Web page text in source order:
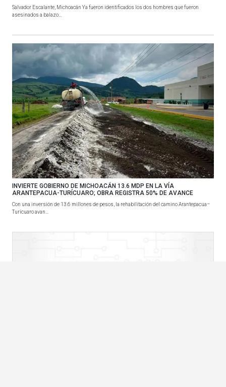
Salvador Escalante, Michoacán Ya fueron identificados los dos hombres que fueron
asesinados a balazo...
INVIERTE GOBIERNO DE MICHOACÁN 13.6 MDP EN LA VÍA
ARANTEPACUA-TURÍCUARO; OBRA REGISTRA 50% DE AVANCE
Con una inversión de 13.6 millones de pesos, la rehabilitación del camino Arantepacua–
Turícuaro avan...